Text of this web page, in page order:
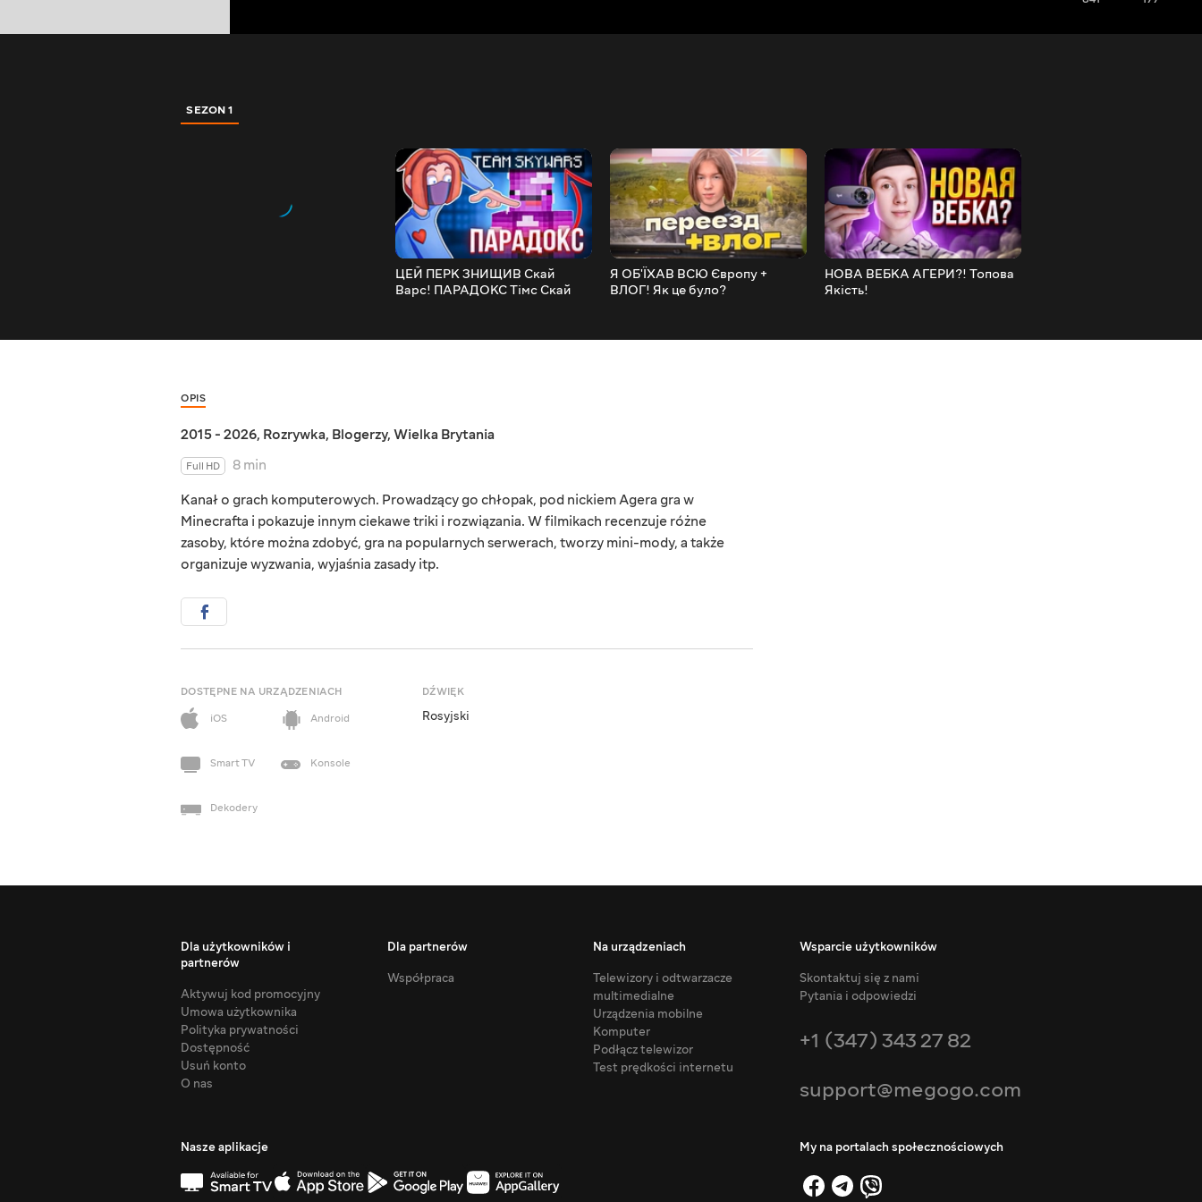
SEZON 1
ЦЕЙ ПЕРК ЗНИЩИВ Скай
Варс! ПАРАДОКС Тімс Скай
Я ОБ'ЇХАВ ВСЮ Європу +
ВЛОГ! Як це було?
НОВА ВЕБКА АГЕРИ?! Топова
Якість!
OPIS
2015 - 2026, Rozrywka, Blogerzy, Wielka Brytania
Full HD
8 min
Kanał o grach komputerowych. Prowadzący go chłopak, pod nickiem Agera gra w
Minecrafta i pokazuje innym ciekawe triki i rozwiązania. W filmikach recenzuje różne
zasoby, które można zdobyć, gra na popularnych serwerach, tworzy mini-mody, a także
organizuje wyzwania, wyjaśnia zasady itp.
DOSTĘPNE NA URZĄDZENIACH
iOS
Android
Smart TV Konsole
Dekodery
DŹWIĘK
Rosyjski
Dla użytkowników i
partnerów
Aktywuj kod promocyjny
Umowa użytkownika
Polityka prywatności
Dostępność
Usuń konto
O nas
Dla partnerów
Współpraca
Na urządzeniach
Telewizory i odtwarzacze
multimedialne
Urządzenia mobilne
Komputer
Podłącz telewizor
Test prędkości internetu
Wsparcie użytkowników
Skontaktuj się z nami
Pytania i odpowiedzi
+1 (347) 343 27 82
support@megogo.com
Nasze aplikacje My na portalach społecznościowych